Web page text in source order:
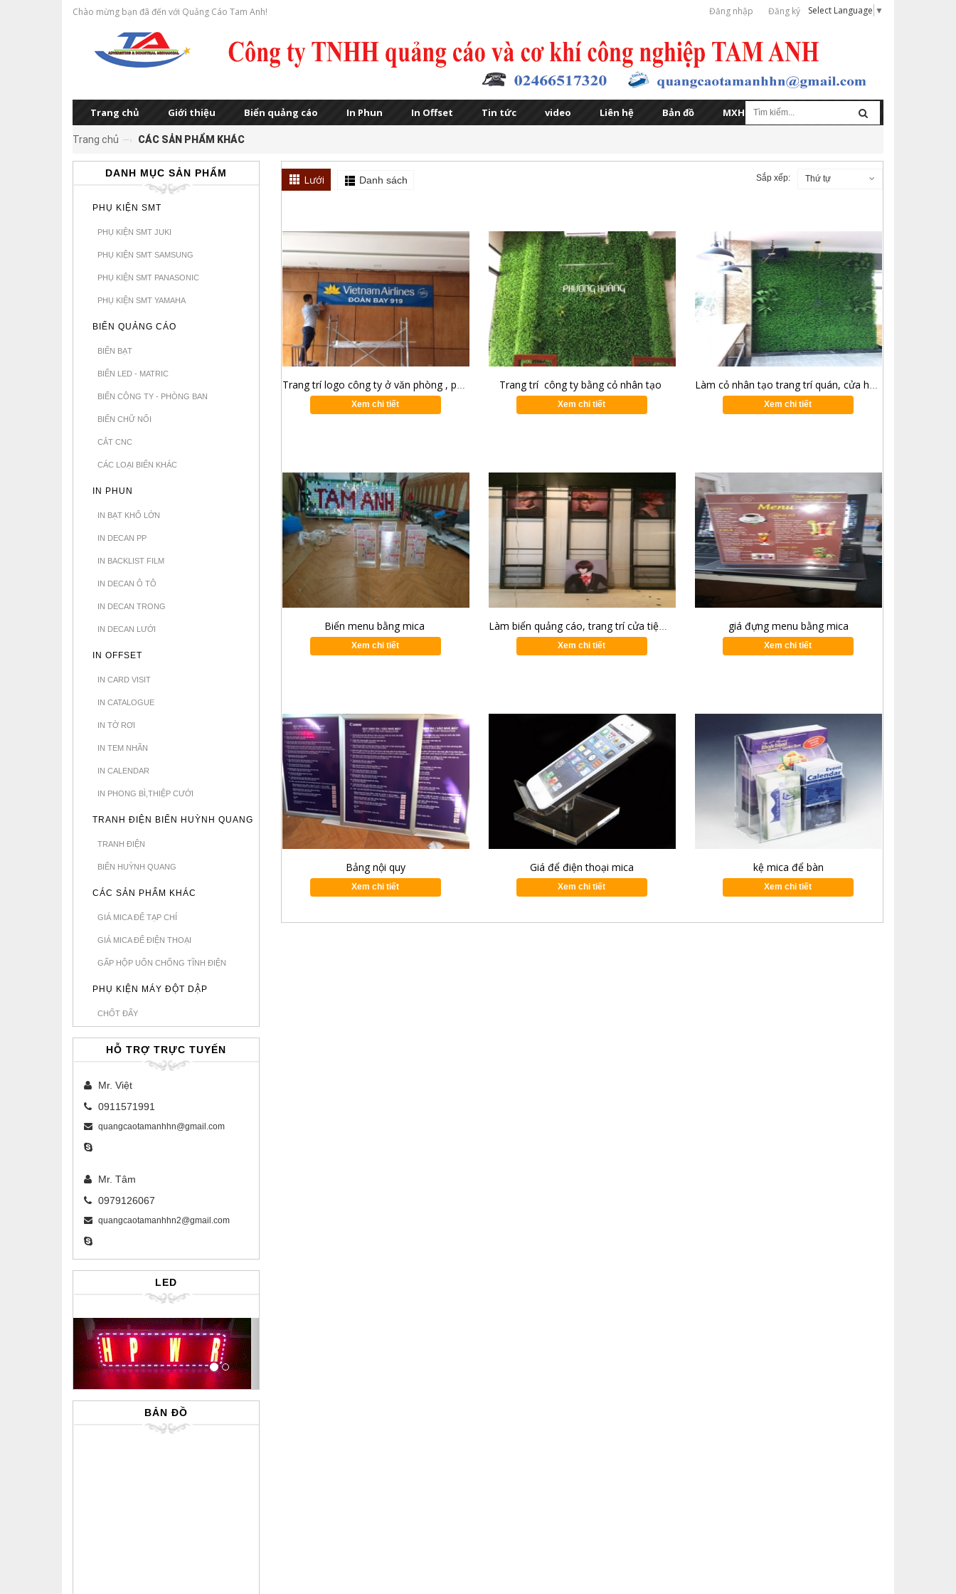
Chào mừng bạn đã đến với Quảng Cáo Tam Anh! Select Language ▼
Đăng nhập Đăng ký
Trang chủ Giới thiệu Biển quảng cáo In Phun In Offset Tin tức video Liên hệ Bản đồ MXH
Trang chủ —› CÁC SẢN PHẨM KHÁC
Lưới Danh sách Sắp xếp: Thứ tự
Trang trí logo công ty ở văn phòng , phòng lễ tân - Vietnam Airlines Đoàn bay 919
Xem chi tiết
Trang trí công ty bằng cỏ nhân tạo
Xem chi tiết
Làm cỏ nhân tạo trang trí quán, cửa hàng tại khu vực Mê Linh, Đông Anh, Sóc Sơn
Xem chi tiết
Biển menu bằng mica
Xem chi tiết
Làm biển quảng cáo, trang trí cửa tiệm ( salon ) tóc - quảng cáo tam anh
Xem chi tiết
giá đựng menu bằng mica
Xem chi tiết
Bảng nội quy
Xem chi tiết
Giá để điện thoại mica
Xem chi tiết
kệ mica để bàn
Xem chi tiết
DANH MỤC SẢN PHẨM
PHỤ KIỆN SMT
PHỤ KIỆN SMT JUKI
PHỤ KIỆN SMT SAMSUNG
PHỤ KIỆN SMT PANASONIC
PHỤ KIỆN SMT YAMAHA
BIỂN QUẢNG CÁO
BIỂN BẠT
BIỂN LED - MATRIC
BIỂN CÔNG TY - PHÒNG BAN
BIỂN CHỮ NỔI
CẮT CNC
CÁC LOẠI BIỂN KHÁC
IN PHUN
IN BẠT KHỔ LỚN
IN DECAN PP
IN BACKLIST FILM
IN DECAN Ô TÔ
IN DECAN TRONG
IN DECAN LƯỚI
IN OFFSET
IN CARD VISIT
IN CATALOGUE
IN TỜ RƠI
IN TEM NHÃN
IN CALENDAR
IN PHONG BÌ,THIỆP CƯỚI
TRANH ĐIỆN BIỂN HUỲNH QUANG
TRANH ĐIỆN
BIỂN HUỲNH QUANG
CÁC SẢN PHẨM KHÁC
GIÁ MICA ĐỂ TẠP CHÍ
GIÁ MICA ĐỂ ĐIỆN THOẠI
GẤP HỘP UỐN CHỐNG TĨNH ĐIỆN
PHỤ KIỆN MÁY ĐỘT DẬP
CHỐT ĐẨY
HỖ TRỢ TRỰC TUYẾN
Mr. Việt
0911571991
quangcaotamanhhn@gmail.com
Mr. Tâm
0979126067
quangcaotamanhhn2@gmail.com
LED
Previous Next
BẢN ĐỒ